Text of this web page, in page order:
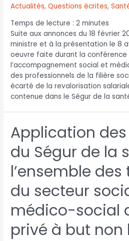
Actualités,Questions écrites,
Temps de lecture :2 minutes
Suite aux annonces du 18 février
ministre et à la présentation le 8
oeuvre faite durant la conférence
l’accompagnement social et
des professionnels de la filière
écarté de la revalorisation
contenue dans le Ségur de la
Application
du Ségur de la
l’ensemble
du secteur
médico-social
privé à but non